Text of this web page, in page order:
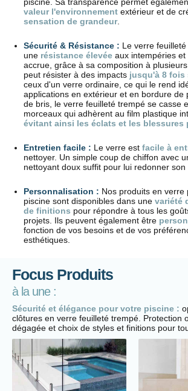
piscine. Sa transparence permet
valeur l'environnement extérieur et de
sensation de grandeur.
Sécurité & Résistance : Le verre
une résistance élevée aux intempéries
accrue, grâce à sa composition à
peut résister à des impacts jusqu'à 8 fois
ceux d'un verre ordinaire, ce qui le rend
applications en extérieur et en bordure de
de bris, le verre feuilleté trempé se casse
morceaux qui adhèrent au film plastique
évitant ainsi les éclats et les blessures
Entretien facile : Le verre est facile à
nettoyer. Un simple coup de chiffon avec
nettoyant doux suffit pour lui redonner son
Personnalisation : Nos produits en verre
piscine sont disponibles dans une variété
de finitions pour répondre à tous les
projets. Ils peuvent également être
fonction de vos besoins et de vos
esthétiques.
Focus Produits
à la une :
Sécurité et élégance pour votre piscine :
clôtures en verre feuilleté trempé. Protection
dégagée et choix de styles et finitions pour